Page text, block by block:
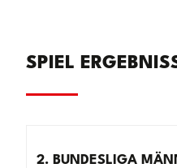
SPIEL
2. BUNDESLIGA